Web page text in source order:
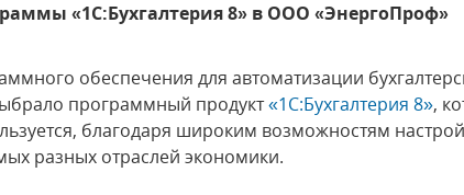
«1С:Бухгалтерия 8» в ООО «ЭнергоПроф»
обеспечения для автоматизации
программный продукт«1С:Бухгалтерия 8»,
благодаря широким возможностям
разных отраслей экономики.